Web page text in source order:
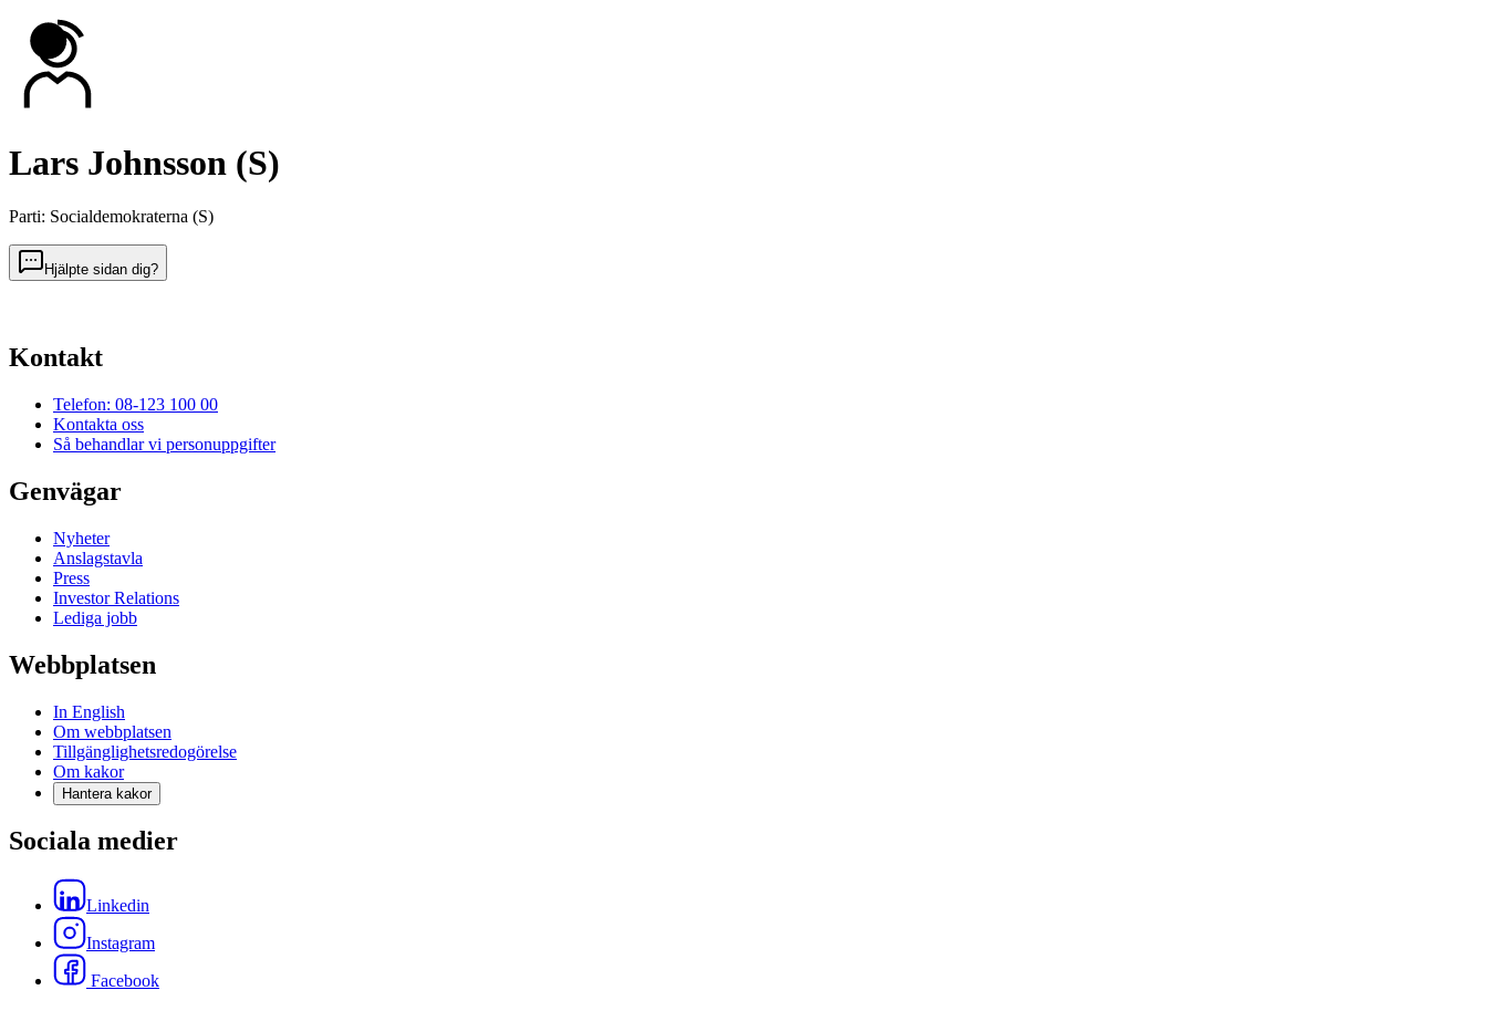
Lars Johnsson (S)
Parti: Socialdemokraterna (S)
Hjälpte sidan dig?
Kontakt
Telefon: 08-123 100 00
Kontakta oss
Så behandlar vi personuppgifter
Genvägar
Nyheter
Anslagstavla
Press
Investor Relations
Lediga jobb
Webbplatsen
In English
Om webbplatsen
Tillgänglighetsredogörelse
Om kakor
Hantera kakor
Sociala medier
Linkedin
Instagram
Facebook